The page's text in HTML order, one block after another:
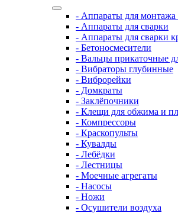
- Аппараты для монтажа
- Аппараты для сварки
- Аппараты для сварки
- Бетоносмесители
- Вальцы прикаточные
- Вибраторы глубинные
- Виброрейки
- Домкраты
- Заклёпочники
- Клещи для обжима и
- Компрессоры
- Краскопульты
- Кувалды
- Лебёдки
- Лестницы
- Моечные агрегаты
- Насосы
- Ножи
- Осушители воздуха